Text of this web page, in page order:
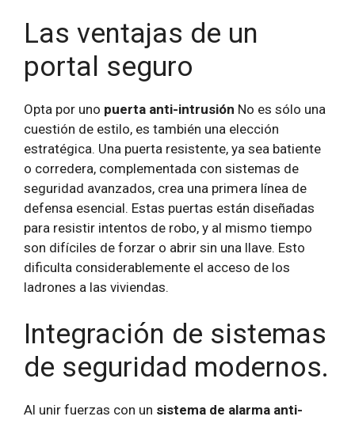
Las ventajas de un
portal seguro
Opta por uno puerta anti-intrusión No es sólo una
cuestión de estilo, es también una elección
estratégica. Una puerta resistente, ya sea batiente
o corredera, complementada con sistemas de
seguridad avanzados, crea una primera línea de
defensa esencial. Estas puertas están diseñadas
para resistir intentos de robo, y al mismo tiempo
son difíciles de forzar o abrir sin una llave. Esto
dificulta considerablemente el acceso de los
ladrones a las viviendas.
Integración de sistemas
de seguridad modernos.
Al unir fuerzas con un sistema de alarma anti-